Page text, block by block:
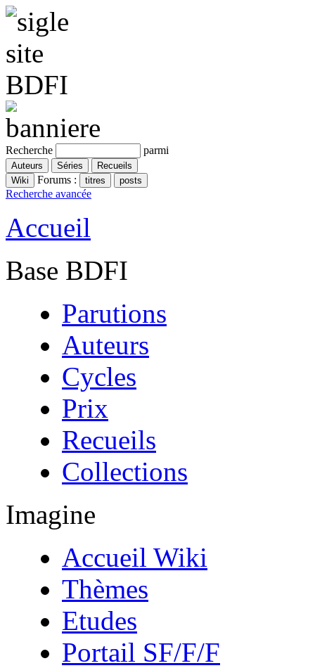
Recherche parmi
Forums :
Recherche avancée
Accueil
Base BDFI
Parutions
Auteurs
Cycles
Prix
Recueils
Collections
Imagine
Accueil Wiki
Thèmes
Etudes
Portail SF/F/F